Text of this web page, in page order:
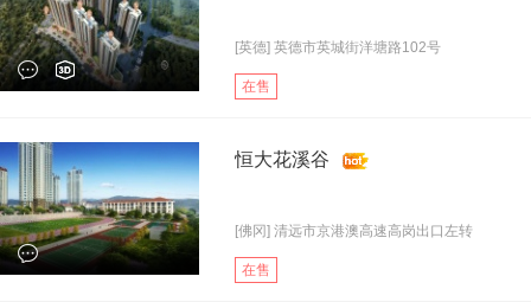
[英德] 英德市英城街洋塘路102号
在售
恒大花溪谷
[佛冈] 清远市京港澳高速高岗出口左转
在售